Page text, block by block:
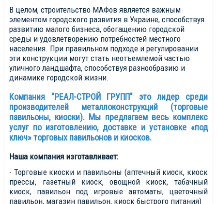
В целом, строительство МАФов является важным
элементом городского развития в Украине, способствуя
развитию малого бизнеса, обогащению городской
среды и удовлетворению потребностей местного
населения. При правильном подходе и регулировании
эти конструкции могут стать неотъемлемой частью
уличного ландшафта, способствуя разнообразию и
динамике городской жизни.
Компания "РЕАЛ-СТРОЙ ГРУПП" это лидер среди
производителей металлоконструкций (торговые
павильоны, киоски). Мы предлагаем весь комплекс
услуг по изготовлению, доставке и установке «под
ключ» торговых павильонов и киосков.
Наша компания изготавливает:
- Торговые киоски и павильоны (аптечный киоск, киоск
прессы, газетный киоск, овощной киоск, табачный
киоск, павильон под игровые автоматы, цветочный
павильон, магазин павильон, киоск быстрого питания)